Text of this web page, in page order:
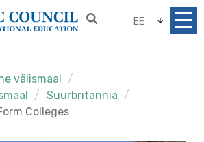
EE
välismaal
Suurbritannia
Colleges